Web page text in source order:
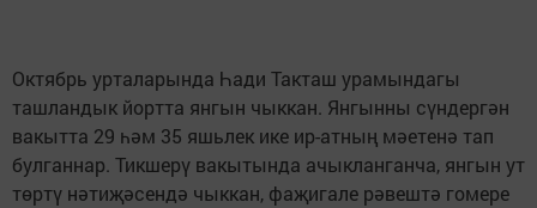
Октябрь урталарында Һади Такташ урамындагы
ташландык йортта янгын чыккан. Янгынны сүндергән
вакытта 29 һәм 35 яшьлек ике ир-атның мәетенә тап
булганнар. Тикшерү вакытында ачыкланганча, янгын ут
төртү нәтиҗәсендә чыккан, фаҗигале рәвештә гомере